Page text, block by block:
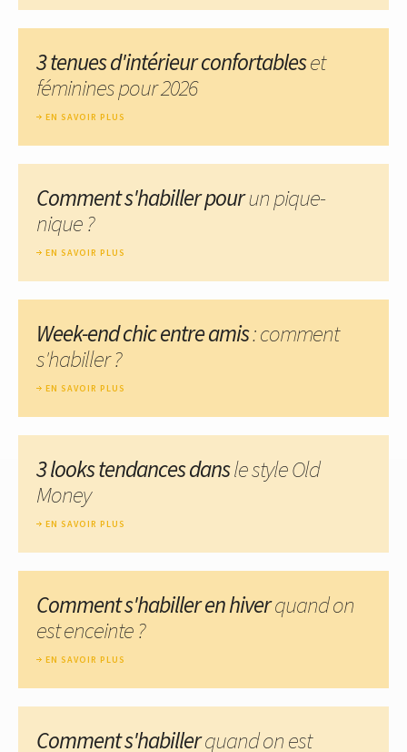
3 tenues d'intérieur confortableset
féminines pour 2026
EN SAVOIR PLUS
Comment s'habiller pourun pique-
nique ?
EN SAVOIR PLUS
Week-end chic entre amis: comment
s'habiller ?
EN SAVOIR PLUS
3 looks tendances dansle style Old
Money
EN SAVOIR PLUS
Comment s'habiller en hiverquand on
est enceinte ?
EN SAVOIR PLUS
Comment s'habillerquand on est